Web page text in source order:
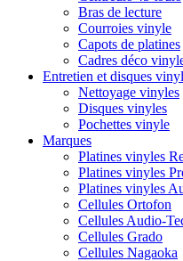
Bras de lecture
Courroies vinyle
Capots de platines
Cadres déco
Entretien et disques
Nettoyage vinyles
Disques vinyles
Pochettes vinyle
Marques
Platines vinyles
Platines vinyles
Platines vinyles
Cellules Ortofon
Cellules Audio-
Cellules Grado
Cellules Nagaoka